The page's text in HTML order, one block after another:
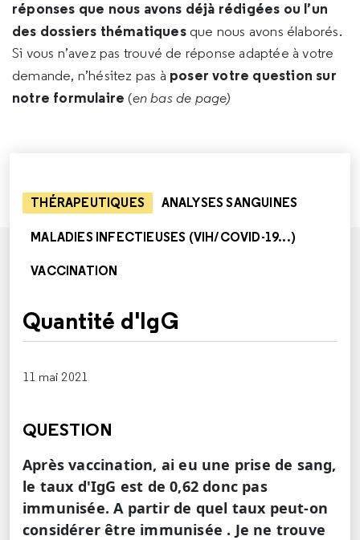
réponses que nous avons déjà rédigées ou l’un
des dossiers thématiques que nous avons élaborés.
Si vous n’avez pas trouvé de réponse adaptée à votre
demande, n’hésitez pas à poser votre question sur
notre formulaire (en bas de page)
THÉRAPEUTIQUES ANALYSES SANGUINES
MALADIES INFECTIEUSES (VIH/COVID-19...)
VACCINATION
Quantité d'IgG
11 mai 2021
QUESTION
Après vaccination, ai eu une prise de sang,
le taux d'IgG est de 0,62 donc pas
immunisée. A partir de quel taux peut-on
considérer être immunisée . Je ne trouve